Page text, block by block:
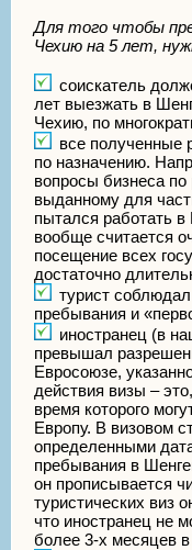
Для того чтобы
Чехию на 5 лет,
соискатель
лет выезжать в
Чехию, по
все полученные
по назначению.
вопросы бизнеса
выданному для
пытался работать
вообще считается
посещение всех
достаточно
турист
пребывания и
иностранец (в
превышал
Евросоюзе,
действия визы –
время которого
Европу. В визовом
определенными
пребывания в
он прописывается
туристических виз
что иностранец не
более 3-х месяцев